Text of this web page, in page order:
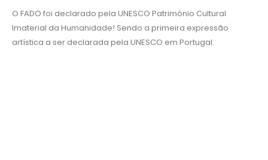
O FADO foi declarado pela UNESCO Património Cultural
Imaterial da Humanidade! Sendo a primeira expressão
artística a ser declarada pela UNESCO em Portugal.